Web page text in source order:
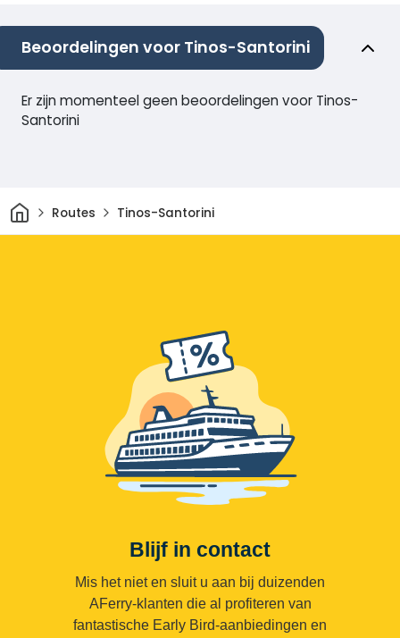
Beoordelingen voor Tinos-Santorini
Er zijn momenteel geen beoordelingen voor Tinos-
Santorini
ThuisRoutes Tinos-Santorini
Blijf in contact
Mis het niet en sluit u aan bij duizenden
AFerry-klanten die al profiteren van
fantastische Early Bird-aanbiedingen en